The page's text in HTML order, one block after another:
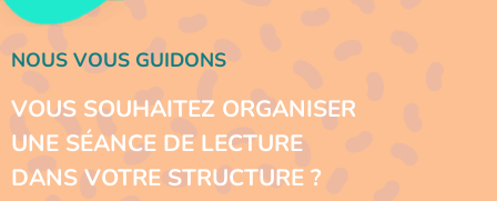
NOUS VOUS GUIDONS
VOUS SOUHAITEZ ORGANISER
UNE SÉANCE DE LECTURE
DANS VOTRE STRUCTURE ?